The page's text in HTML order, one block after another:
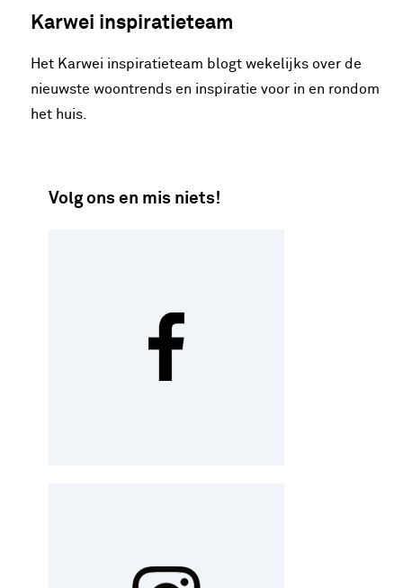
Karwei inspiratieteam
Het Karwei inspiratieteam blogt wekelijks over de
nieuwste woontrends en inspiratie voor in en rondom
het huis.
Volg ons en mis niets!